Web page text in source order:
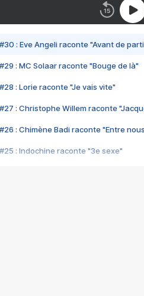
#30 : Eve Angeli raconte "Avant de
#29 : MC Solaar raconte "Bouge de là"
#28 : Lorie raconte "Je vais vite"
#27 : Christophe Willem raconte
#26 : Chimène Badi raconte "Entre
#25 : Indochine raconte "3e sexe"